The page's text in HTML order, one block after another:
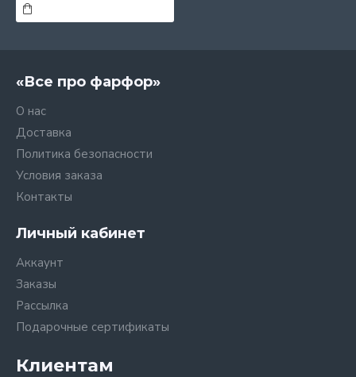
«Все про фарфор»
О нас
Доставка
Политика безопасности
Условия заказа
Контакты
Личный кабинет
Аккаунт
Заказы
Рассылка
Подарочные сертификаты
Клиентам